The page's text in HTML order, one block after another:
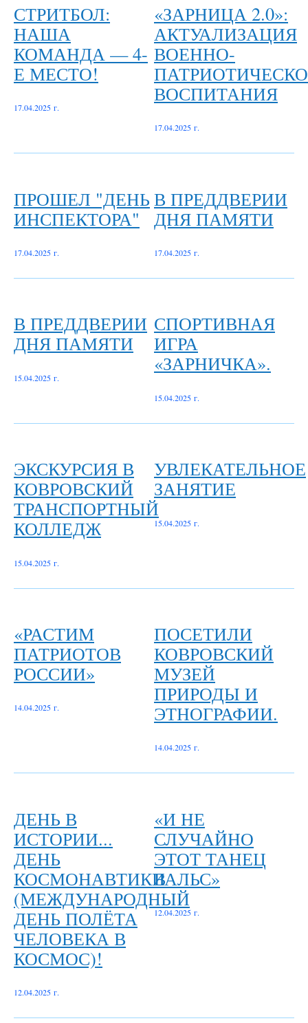
СТРИТБОЛ:
НАША
КОМАНДА — 4-
Е МЕСТО!
17.04.2025 г.
«ЗАРНИЦА 2.0»:
АКТУАЛИЗАЦИЯ
ВОЕННО-
ВОСПИТАНИЯ
17.04.2025 г.
ПРОШЕЛ "ДЕНЬ
ИНСПЕКТОРА"
17.04.2025 г.
В ПРЕДДВЕРИИ
ДНЯ ПАМЯТИ
17.04.2025 г.
В ПРЕДДВЕРИИ
ДНЯ ПАМЯТИ
15.04.2025 г.
СПОРТИВНАЯ
ИГРА
«ЗАРНИЧКА».
15.04.2025 г.
ЭКСКУРСИЯ В
КОВРОВСКИЙ
ТРАНСПОРТНЫЙ
КОЛЛЕДЖ
15.04.2025 г.
УВЛЕКАТЕЛЬНОЕ
ЗАНЯТИЕ
15.04.2025 г.
«РАСТИМ
ПАТРИОТОВ
РОССИИ»
14.04.2025 г.
ПОСЕТИЛИ
КОВРОВСКИЙ
МУЗЕЙ
ПРИРОДЫ И
ЭТНОГРАФИИ.
14.04.2025 г.
ДЕНЬ В
ИСТОРИИ...
ДЕНЬ
КОСМОНАВТИКИ
(МЕЖДУНАРОДНЫЙ
ДЕНЬ ПОЛЁТА
ЧЕЛОВЕКА В
КОСМОС)!
12.04.2025 г.
«И НЕ
СЛУЧАЙНО
ЭТОТ ТАНЕЦ
ВАЛЬС»
12.04.2025 г.